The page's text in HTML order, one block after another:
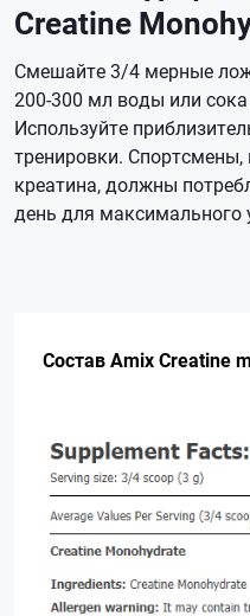
Creatine
Смешайте 3/4 мерные
200-300 мл воды или
Используйте
тренировки.
креатина, должны
день для максимального
Состав Amix Creatine